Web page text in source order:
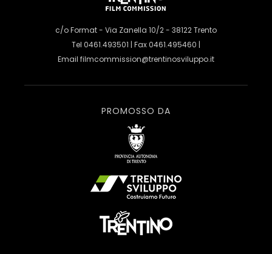
c/o Format - Via Zanella 10/2 - 38122 Trento
Tel 0461.493501 | Fax 0461.495460 |
Email filmcommission@trentinosviluppo.it
PROMOSSO DA